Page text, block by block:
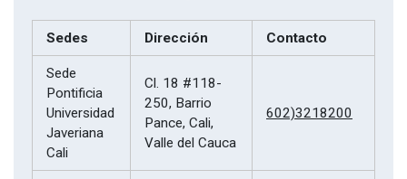
Sedes Dirección Contacto
Sede
Pontificia
Universidad
Javeriana
Cali
Cl. 18 #118-
250, Barrio
Pance, Cali,
Valle del Cauca
602)3218200